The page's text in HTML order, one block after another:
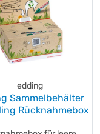
edding
Sammelbehälter
Rücknahmebox